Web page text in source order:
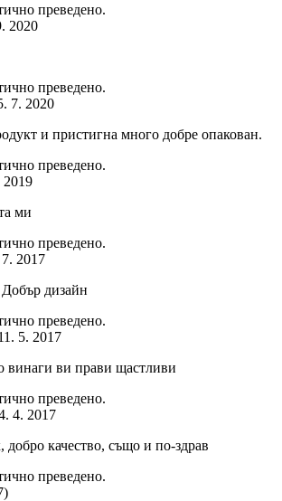
преведено.
2020
преведено.
7. 2020
и пристигна много добре опакован.
преведено.
2019
ми
преведено.
2017
Добър дизайн
преведено.
5. 2017
винаги ви прави щастливи
преведено.
4. 2017
качество, също и по-здрав
преведено.
)